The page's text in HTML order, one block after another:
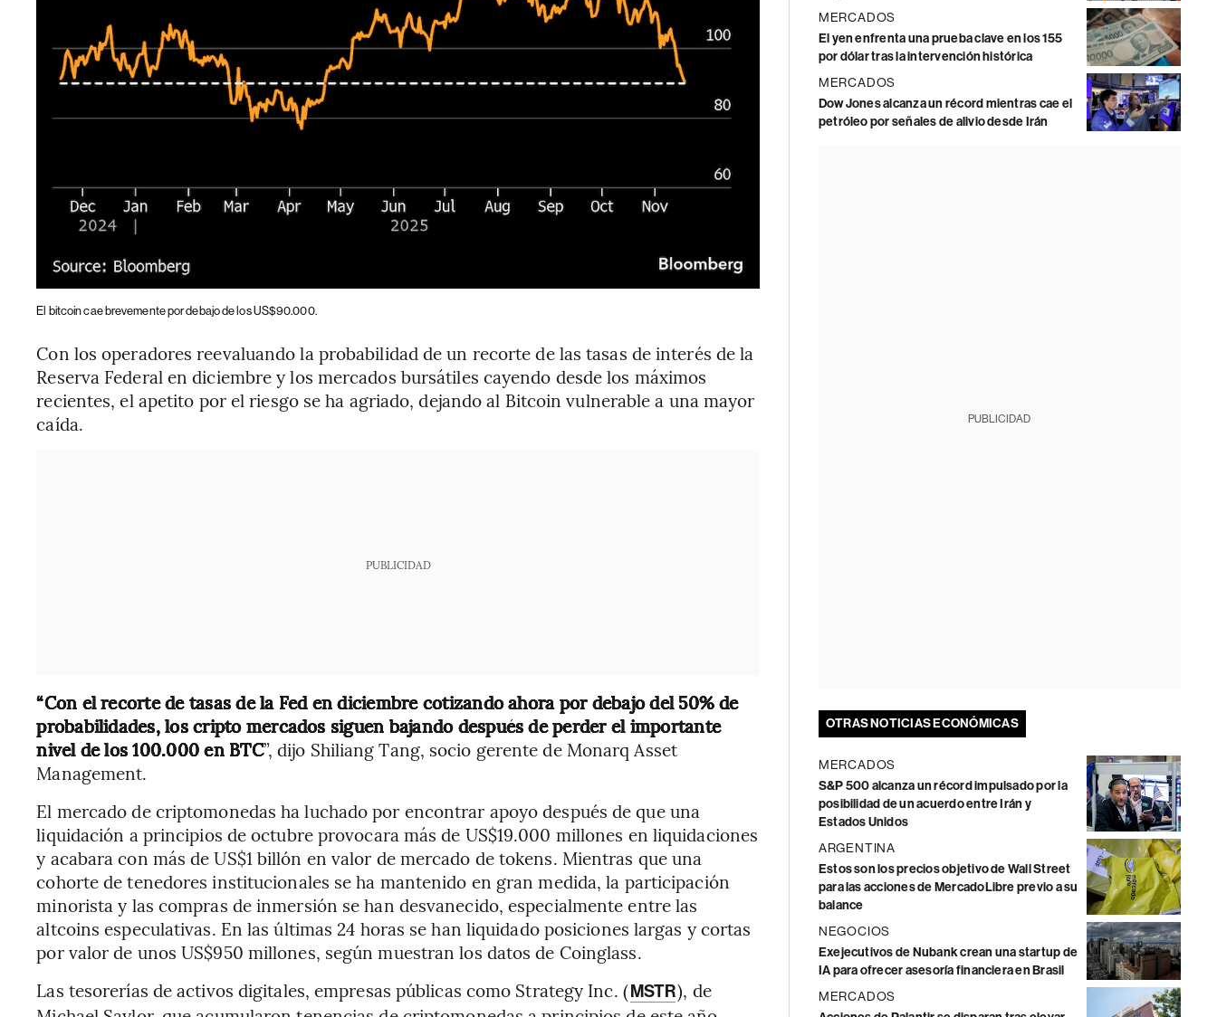
El bitcoin cae brevemente por debajo de los US$90.000.
Con los operadores reevaluando la probabilidad de un recorte de las tasas de interés de la
Reserva Federal en diciembre y los mercados bursátiles cayendo desde los máximos
recientes, el apetito por el riesgo se ha agriado, dejando al Bitcoin vulnerable a una mayor
caída.
PUBLICIDAD
“Con el recorte de tasas de la Fed en diciembre cotizando ahora por debajo del 50% de
probabilidades, los cripto mercados siguen bajando después de perder el importante
nivel de los 100.000 en BTC”, dijo Shiliang Tang, socio gerente de Monarq Asset
Management.
El mercado de criptomonedas ha luchado por encontrar apoyo después de que una
liquidación a principios de octubre provocara más de US$19.000 millones en liquidaciones
y acabara con más de US$1 billón en valor de mercado de tokens. Mientras que una
cohorte de tenedores institucionales se ha mantenido en gran medida, la participación
minorista y las compras de inmersión se han desvanecido, especialmente entre las
altcoins especulativas. En las últimas 24 horas se han liquidado posiciones largas y cortas
por valor de unos US$950 millones, según muestran los datos de Coinglass.
Las tesorerías de activos digitales, empresas públicas como Strategy Inc. (MSTR), de
MERCADOS
El yen enfrenta una prueba clave en los 155
por dólar tras la intervención histórica
MERCADOS
Dow Jones alcanza un récord mientras cae el
petróleo por señales de alivio desde Irán
PUBLICIDAD
OTRAS NOTICIAS ECONÓMICAS
MERCADOS
S&P 500 alcanza un récord impulsado por la
posibilidad de un acuerdo entre Irán y
Estados Unidos
ARGENTINA
Estos son los precios objetivo de Wall Street
para las acciones de MercadoLibre previo a su
balance
NEGOCIOS
Exejecutivos de Nubank crean una startup de
IA para ofrecer asesoría financiera en Brasil
MERCADOS